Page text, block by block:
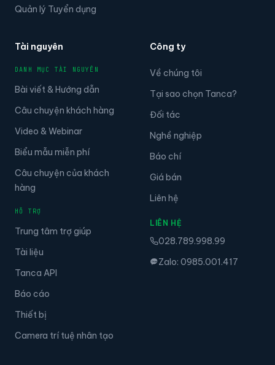
Quản lý Tuyển dụng
Tài nguyên
DANH MỤC TÀI NGUYÊN
Bài viết & Hướng dẫn
Câu chuyện khách hàng
Video & Webinar
Biểu mẫu miễn phí
Câu chuyện của khách
hàng
HỖ TRỢ
Trung tâm trợ giúp
Tài liệu
Tanca API
Báo cáo
Thiết bị
Camera trí tuệ nhân tạo
Công ty
Về chúng tôi
Tại sao chọn Tanca?
Đối tác
Nghề nghiệp
Báo chí
Giá bán
Liên hệ
LIÊN HỆ
028.789.998.99
Zalo: 0985.001.417